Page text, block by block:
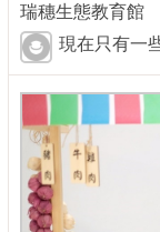
瑞穗生態教育館
現在只有一